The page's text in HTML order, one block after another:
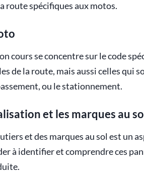
route spécifiques aux motos.
cours se concentre sur le code
de la route, mais aussi celles qui
ou le stationnement.
et les marques au
et des marques au sol est un
à identifier et comprendre ces